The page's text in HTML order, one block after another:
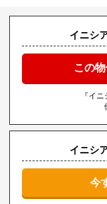
イニシ
この
『イ
イニシ
今